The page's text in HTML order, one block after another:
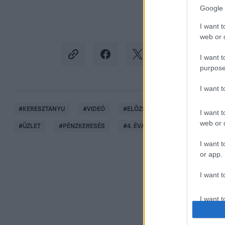
Google
I want
web or
I want
I want
I want
web or
I want
or app.
I want
I want
#KERESZTANYU #VIDEÓ #ELŐZETESEK ELŐZETES
#ÜZLET #PÉNZKERESÉS #4. ÉVAD 30. RÉSZ